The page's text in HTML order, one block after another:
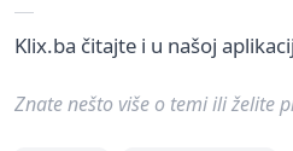
Klix.ba čitajte i u našoj
Znate nešto više o temi ili želite